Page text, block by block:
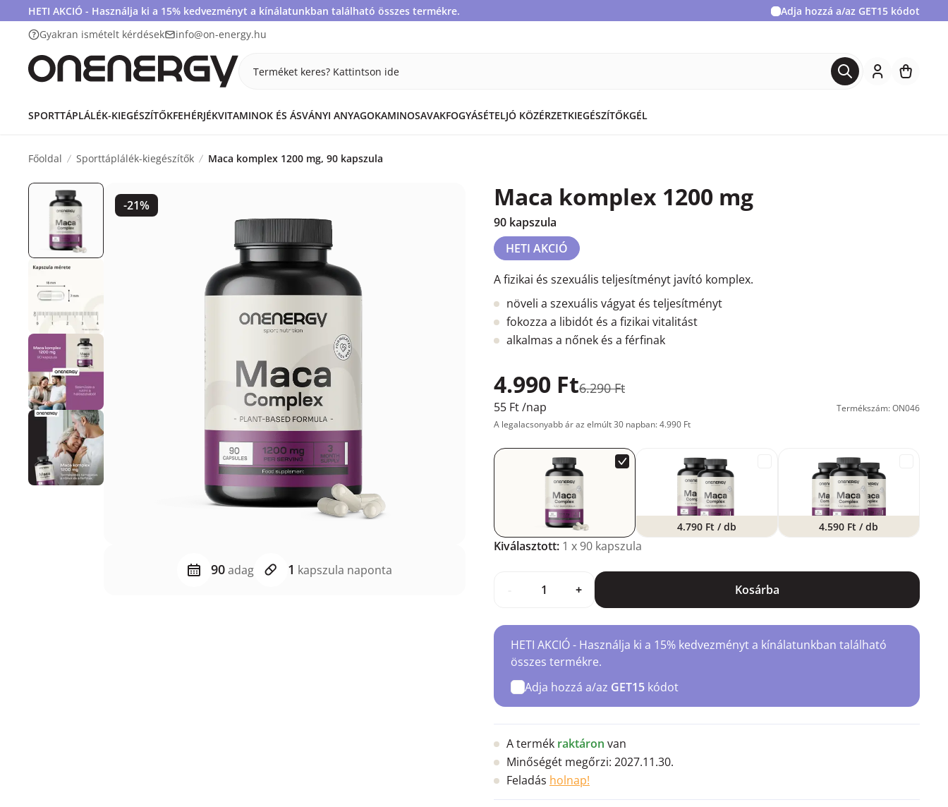
HETI AKCIÓ - Használja ki a 15% kedvezményt a kínálatunkban található összes termékre. Adja hozzá a/az GET15 kódot
Gyakran ismételt kérdések
info@on-energy.hu
Terméket keres? Kattintson ide
SPORTTÁPLÁLÉK-KIEGÉSZÍTŐKFEHÉRJÉKVITAMINOK ÉS ÁSVÁNYI ANYAGOKAMINOSAVAKFOGYÁSÉTELJÓ KÖZÉRZETKIEGÉSZÍTŐKGÉL
Főoldal Sporttáplálék-kiegészítők Maca komplex 1200 mg, 90 kapszula
-21%
90adag 1 kapszula naponta
Maca komplex 1200 mg
90 kapszula
HETI AKCIÓ
A fizikai és szexuális teljesítményt javító komplex.
növeli a szexuális vágyat és teljesítményt
fokozza a libidót és a fizikai vitalitást
alkalmas a nőnek és a férfinak
4.990 Ft6.290 Ft
55 Ft/nap
Termékszám: ON046
A legalacsonyabb ár az elmúlt 30 napban: 4.990 Ft
4.790 Ft / db 4.590 Ft/ db
Kiválasztott: 1 x 90 kapszula
+ Kosárba
HETI AKCIÓ - Használja ki a 15% kedvezményt a kínálatunkban található
összes termékre.
Adja hozzá a/az GET15 kódot
A termék raktáron van
Minőségét megőrzi: 2027.11.30.
Feladás holnap!